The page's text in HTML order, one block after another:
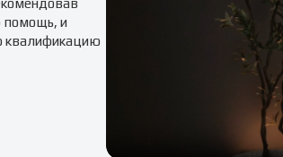
помощь, и
квалификацию